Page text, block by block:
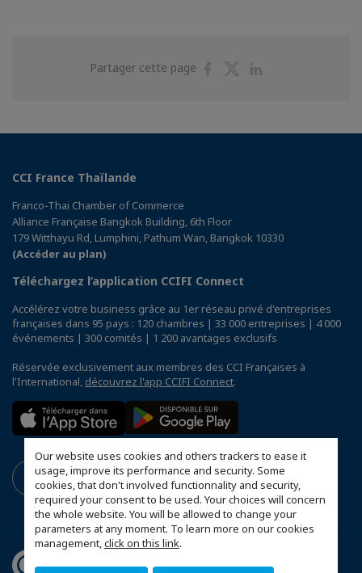
Our website uses cookies and others trackers to ease it
usage, improve its performance and security. Some
cookies, that don't involved functionnality and security,
required your consent to be used. Your choices will concern
the whole website. You will be allowed to change your
parameters at any moment. To learn more on our cookies
management,click on this link.
Partager cette page
PartagerPartager
CCI France Thaïlande
Franco-Thai Chamber of Commerce
Alliance Française Bangkok Building, 6th Floor
179 Witthayu Rd, Lumphini, Pathum Wan, Bangkok 10330
(Accéder au plan)
Téléchargez l’application CCIFI Connect
Accélérez votre business grâce au 1er réseau privé d'entreprises
françaises dans 95 pays : 120 chambres | 33 000 entreprises | 4 000
événements | 300 comités | 1 200 avantages exclusifs
Réservée exclusivement aux membres des CCI Françaises à
l'International, découvrez l'app CCIFI Connect.